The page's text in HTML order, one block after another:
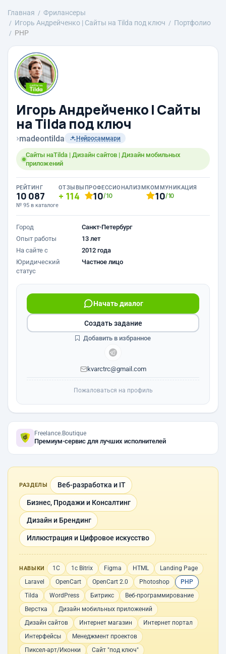
Главная
Фрилансеры
Игорь Андрейченко | Сайты на Tilda под ключ
Портфолио
PHP
Игорь Андрейченко | Сайты
на Tilda под ключ
›madeontilda Нейросаммари
Сайты наTilda | Дизайн сайтов | Дизайн мобильных
приложений
РЕЙТИНГ
10 087
№ 95 в каталоге
ОТЗЫВЫ
114
ПРОФЕССИОНАЛИЗМ
10/10
КОММУНИКАЦИЯ
10/10
Город
Санкт-Петербург
Опыт работы
13 лет
На сайте с
2012 года
Юридический
статус
Частное лицо
Начать диалог
kvarctrc@gmail.com
Создать задание
Добавить в избранное
Пожаловаться на профиль
Freelance.Boutique
Премиум-сервис для лучших исполнителей
РАЗДЕЛЫ Веб-разработка и IT
Бизнес, Продажи и Консалтинг
Дизайн и Брендинг
Иллюстрация и Цифровое искусство
НАВЫКИ 1С 1с Bitrix Figma HTML
Landing Page
Laravel
OpenCart OpenCart 2.0 Photoshop
PHP
Tilda
WordPress Битрикс
Веб-программирование
Верстка
Дизайн мобильных приложений
Дизайн сайтов
Интернет магазин
Интернет портал
Интерфейсы
Менеджмент проектов
Пиксел-арт/Иконки
Сайт "под ключ"